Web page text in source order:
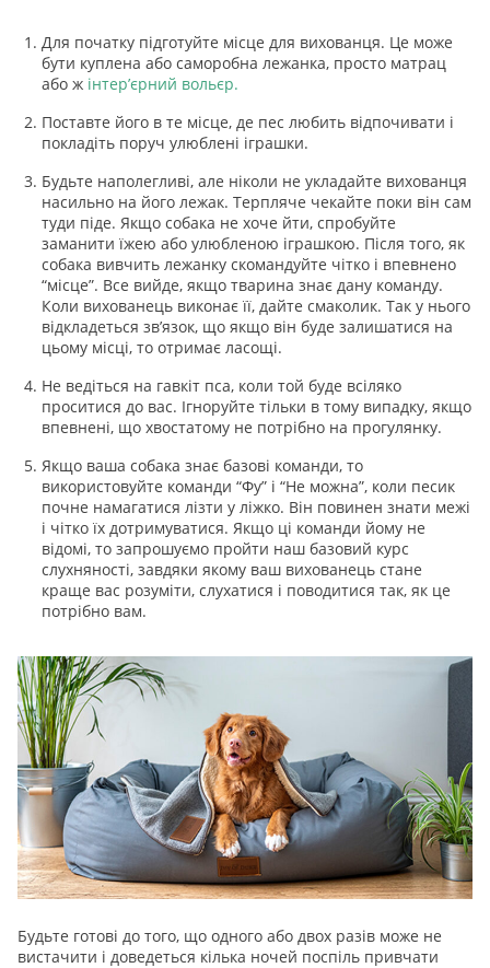
Для початку підготуйте місце для вихованця. Це може
бути куплена або саморобна лежанка, просто матрац
або ж інтер’єрний вольєр.
Поставте його в те місце, де пес любить відпочивати і
покладіть поруч улюблені іграшки.
Будьте наполегливі, але ніколи не укладайте вихованця
насильно на його лежак. Терпляче чекайте поки він сам
туди піде. Якщо собака не хоче йти, спробуйте
заманити їжею або улюбленою іграшкою. Після того, як
собака вивчить лежанку скомандуйте чітко і впевнено
“місце”. Все вийде, якщо тварина знає дану команду.
Коли вихованець виконає її, дайте смаколик. Так у нього
відкладеться зв’язок, що якщо він буде залишатися на
цьому місці, то отримає ласощі.
Не ведіться на гавкіт пса, коли той буде всіляко
проситися до вас. Ігноруйте тільки в тому випадку, якщо
впевнені, що хвостатому не потрібно на прогулянку.
Якщо ваша собака знає базові команди, то
використовуйте команди “Фу” і “Не можна”, коли песик
почне намагатися лізти у ліжко. Він повинен знати межі
і чітко їх дотримуватися. Якщо ці команди йому не
відомі, то запрошуємо пройти наш базовий курс
слухняності, завдяки якому ваш вихованець стане
краще вас розуміти, слухатися і поводитися так, як це
потрібно вам.
Будьте готові до того, що одного або двох разів може не
вистачити і доведеться кілька ночей поспіль привчати